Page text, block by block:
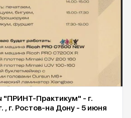
Практикум" - г.
, г. Ростов-на Дону - 5 июня